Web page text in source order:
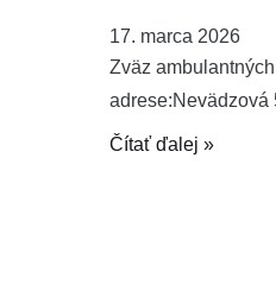
17. marca 2026
Zväz
adrese:Nevädzová
Čítať ďalej »